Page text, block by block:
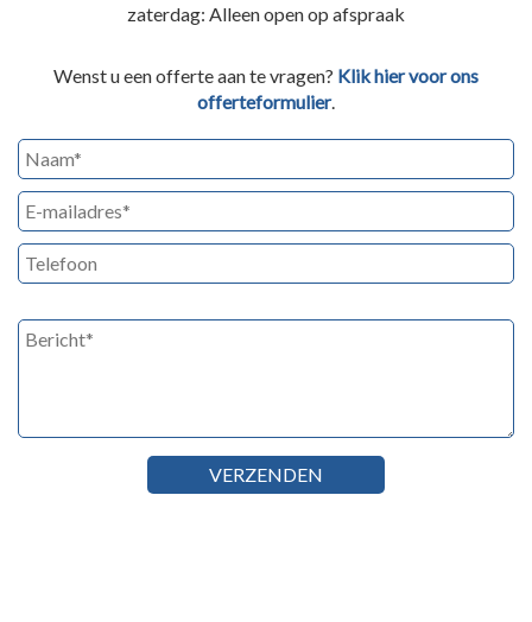
zaterdag: Alleen open op afspraak
Wenst u een offerte aan te vragen? Klik hier voor ons
offerteformulier.